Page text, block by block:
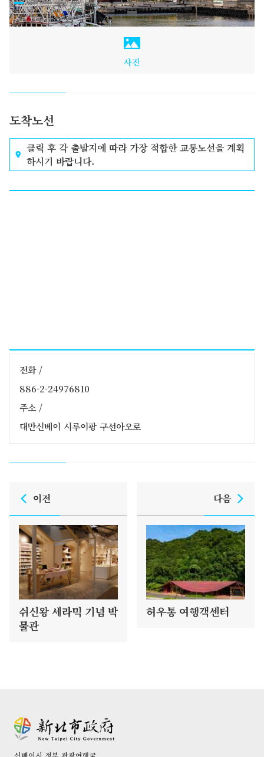
사진
도착노선
클릭 후 각 출발지에 따라 가장 적합한 교통노선을 계획
하시기 바랍니다.
전화 /
886-2-24976810
주소 /
대만신베이 시루이팡 구선아오로
이전
쉬신왕 세라믹 기념 박
물관
다음
허우통 여행객센터
신베이시 정부 관광여행국